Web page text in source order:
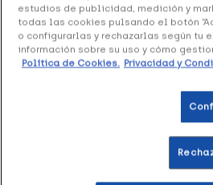
Bluecube Memory Ones un
elaborado a base de
fatiga y reforzar la agilidad
estudios de publicidad, medición y
todas las cookies pulsando el botón
o configurarlas y rechazarlas según tu
información sobre su uso y cómo
Política de Cookies. Privacidad y